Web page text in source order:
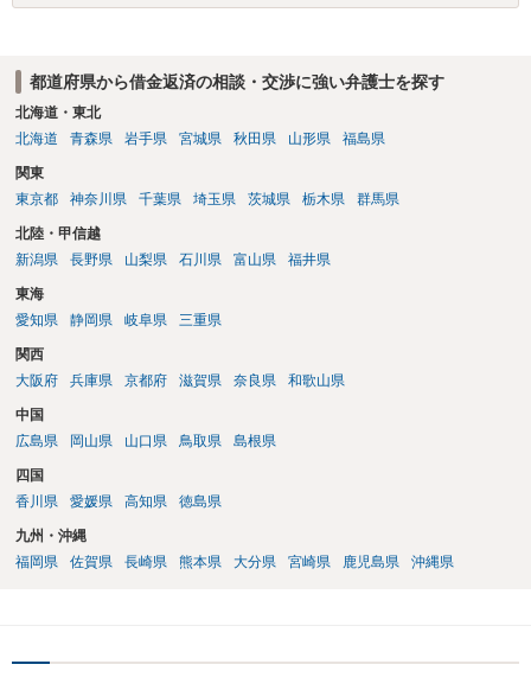
都道府県から借金返済の相談・交渉に強い弁護士を探す
北海道・東北
北海道
青森県 岩手県 宮城県 秋田県 山形県 福島県
関東
東京都
神奈川県 千葉県 埼玉県 茨城県 栃木県 群馬県
北陸・甲信越
新潟県
長野県 山梨県 石川県 富山県 福井県
東海
愛知県
静岡県 岐阜県 三重県
関西
大阪府
兵庫県 京都府 滋賀県 奈良県 和歌山県
中国
広島県
岡山県 山口県 鳥取県 島根県
四国
香川県
愛媛県 高知県 徳島県
九州・沖縄
福岡県
佐賀県 長崎県 熊本県 大分県 宮崎県 鹿児島県 沖縄県